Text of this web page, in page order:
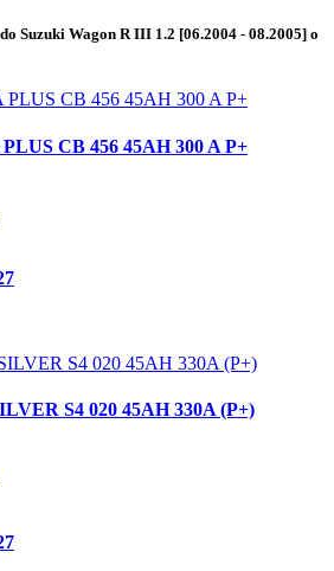
Suzuki Wagon R III 1.2 [06.2004 - 08.2005] o
CB 456 45AH 300 A P+
S4 020 45AH 330A (P+)